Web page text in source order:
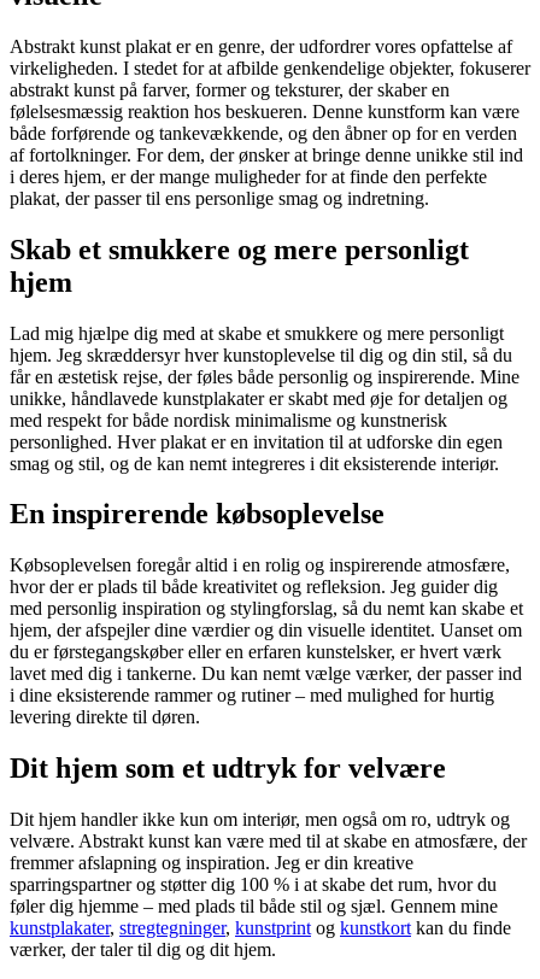
Abstrakt kunst plakat er en genre, der udfordrer vores opfattelse af
virkeligheden. I stedet for at afbilde genkendelige objekter, fokuserer
abstrakt kunst på farver, former og teksturer, der skaber en
følelsesmæssig reaktion hos beskueren. Denne kunstform kan være
både forførende og tankevækkende, og den åbner op for en verden
af fortolkninger. For dem, der ønsker at bringe denne unikke stil ind
i deres hjem, er der mange muligheder for at finde den perfekte
plakat, der passer til ens personlige smag og indretning.
Skab et smukkere og mere personligt
hjem
Lad mig hjælpe dig med at skabe et smukkere og mere personligt
hjem. Jeg skræddersyr hver kunstoplevelse til dig og din stil, så du
får en æstetisk rejse, der føles både personlig og inspirerende. Mine
unikke, håndlavede kunstplakater er skabt med øje for detaljen og
med respekt for både nordisk minimalisme og kunstnerisk
personlighed. Hver plakat er en invitation til at udforske din egen
smag og stil, og de kan nemt integreres i dit eksisterende interiør.
En inspirerende købsoplevelse
Købsoplevelsen foregår altid i en rolig og inspirerende atmosfære,
hvor der er plads til både kreativitet og refleksion. Jeg guider dig
med personlig inspiration og stylingforslag, så du nemt kan skabe et
hjem, der afspejler dine værdier og din visuelle identitet. Uanset om
du er førstegangskøber eller en erfaren kunstelsker, er hvert værk
lavet med dig i tankerne. Du kan nemt vælge værker, der passer ind
i dine eksisterende rammer og rutiner – med mulighed for hurtig
levering direkte til døren.
Dit hjem som et udtryk for velvære
Dit hjem handler ikke kun om interiør, men også om ro, udtryk og
velvære. Abstrakt kunst kan være med til at skabe en atmosfære, der
fremmer afslapning og inspiration. Jeg er din kreative
sparringspartner og støtter dig 100 % i at skabe det rum, hvor du
føler dig hjemme – med plads til både stil og sjæl. Gennem mine
kunstplakater, stregtegninger, kunstprint og kunstkort kan du finde
værker, der taler til dig og dit hjem.